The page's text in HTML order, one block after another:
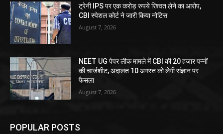
ट्रेनी IPS पर एक करोड़ रुपये रिश्वत लेने का आरोप,
CBI स्पेशल कोर्ट ने जारी किया नोटिस
August 7, 2026
NEET UG पेपर लीक मामले में CBI की 20 हजार पन्नों
की चार्जशीट, अदालत 10 अगस्त को लेगी संज्ञान पर
फैसला
August 7, 2026
POPULAR POSTS